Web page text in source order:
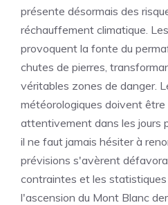
présente désormais des
réchauffement climatique.
provoquent la fonte du
chutes de pierres,
véritables zones de danger.
météorologiques doivent être
attentivement dans les jours
il ne faut jamais hésiter à
prévisions s'avèrent
contraintes et les
l'ascension du Mont Blanc